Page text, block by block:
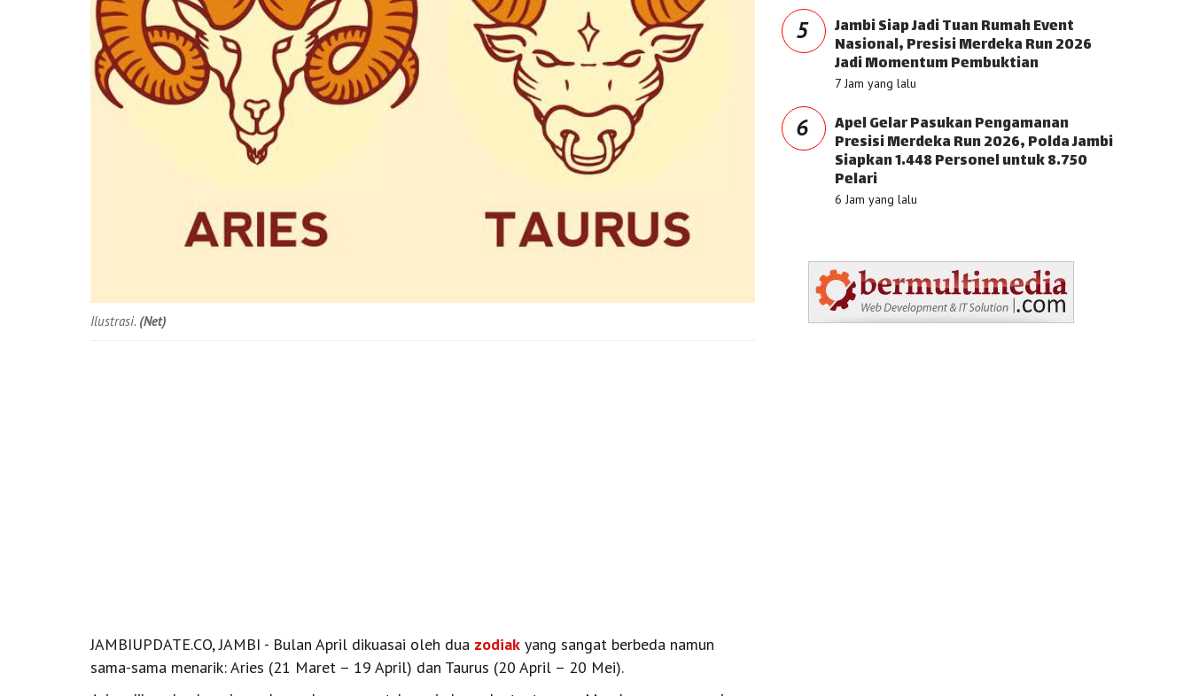
Ilustrasi. (Net)
JAMBIUPDATE.CO, JAMBI - Bulan April dikuasai oleh dua zodiak yang sangat berbeda namun
sama-sama menarik: Aries (21 Maret – 19 April) dan Taurus (20 April – 20 Mei).
5 Jambi Siap Jadi Tuan Rumah Event
Nasional, Presisi Merdeka Run 2026
Jadi Momentum Pembuktian
7 Jam yang lalu
6 Apel Gelar Pasukan Pengamanan
Presisi Merdeka Run 2026, Polda Jambi
Siapkan 1.448 Personel untuk 8.750
Pelari
6 Jam yang lalu